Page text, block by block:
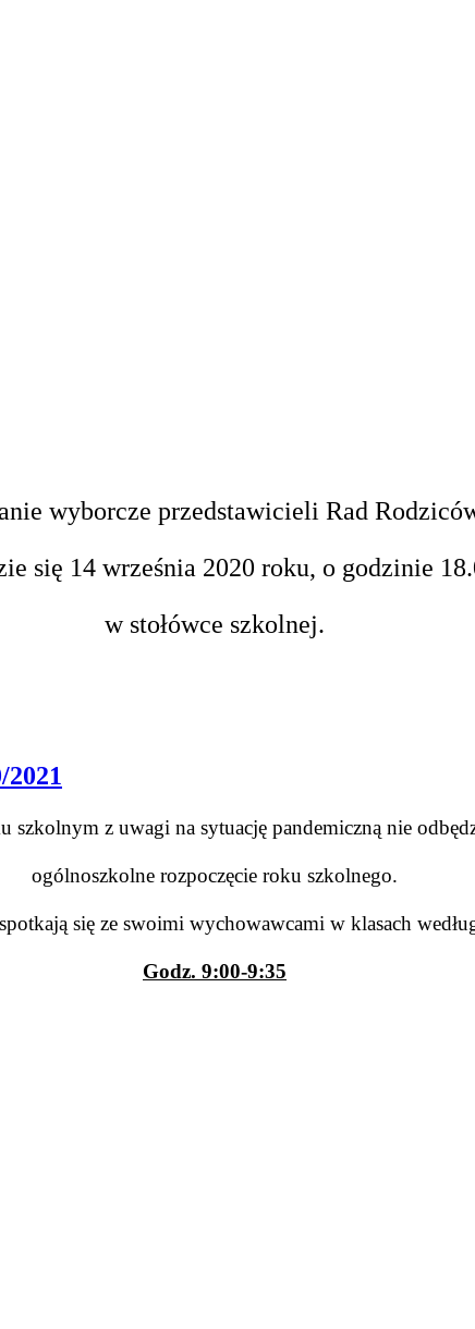
wyborcze przedstawicieli Rad
się 14 września 2020 roku, o godzinie
w stołówce szkolnej.
szkolnym z uwagi na sytuację pandemiczną nie
ogólnoszkolne rozpoczęcie roku szkolnego.
się ze swoimi wychowawcami w klasach
Godz. 9:00-9:35